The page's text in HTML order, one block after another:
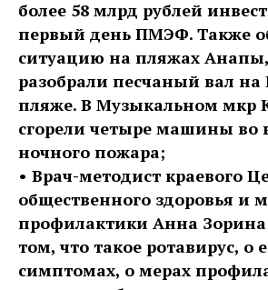
более 58 млрд рублей
первый день ПМЭФ. Также
ситуацию на пляжах
разобрали песчаный вал
пляже. В Музыкальном мкр
сгорели четыре машины во
ночного пожара;
• Врач-методист краевого
общественного здоровья и
профилактики Анна Зорина
том, что такое ротавирус, о
симптомах, о мерах